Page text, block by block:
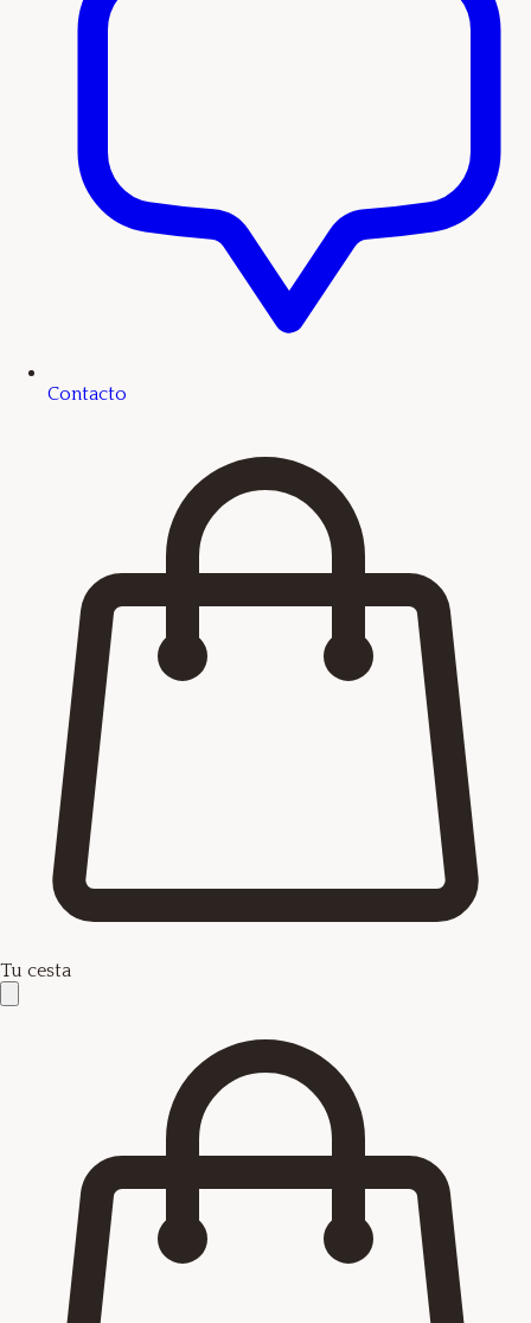
Contacto
Tu cesta